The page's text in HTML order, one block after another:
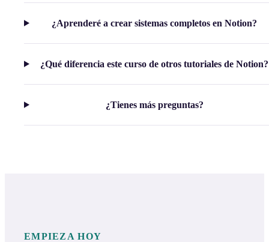
¿Aprenderé a crear sistemas completos en Notion?
¿Qué diferencia este curso de otros tutoriales de Notion?
¿Tienes más preguntas?
EMPIEZA HOY